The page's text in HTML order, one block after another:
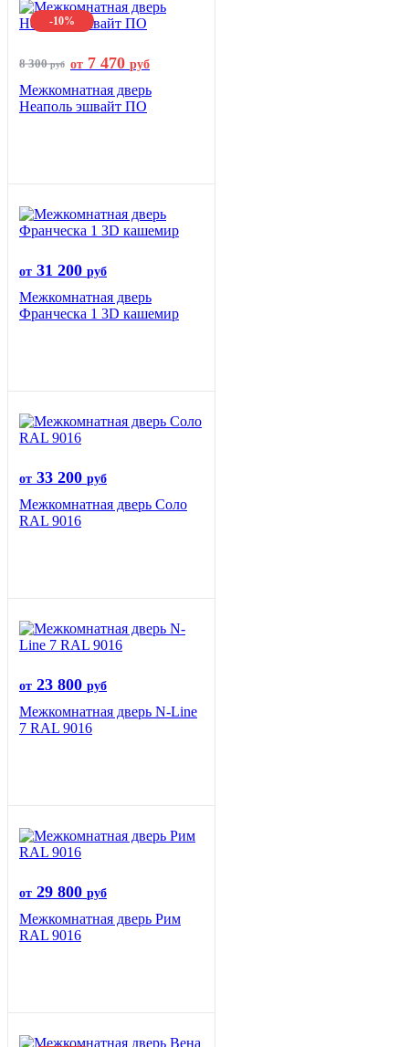
-10%
8 300руб от 7 470 руб
Межкомнатная дверь
Неаполь эшвайт ПО
от 31 200 руб
Межкомнатная дверь
Франческа 1 3D кашемир
от 33 200 руб
Межкомнатная дверь Соло
RAL 9016
от 23 800 руб
Межкомнатная дверь N-Line
7 RAL 9016
от 29 800 руб
Межкомнатная дверь Рим
RAL 9016